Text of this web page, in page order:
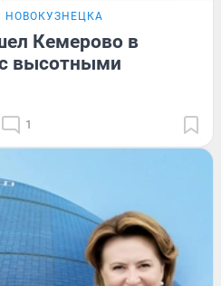
НОВОКУЗНЕЦКА
Кемерово в
с высотными
1